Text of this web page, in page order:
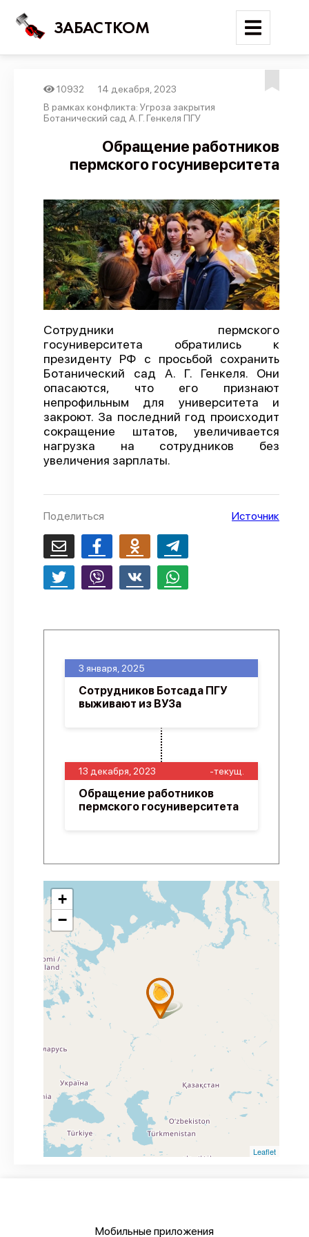
ЗАБАСТКОМ
Войти
Поиск
Новости
Трудовые конфликты
Отчеты
Предложить публикацию
Справочник
API
Политика конфиденциальности
10932
14 декабря, 2023
В рамках конфликта: Угроза закрытия
Ботанический сад А. Г. Генкеля ПГУ
Обращение работников
пермского госуниверситета
Сотрудники пермского
госуниверситета обратились к
президенту РФ с просьбой сохранить
Ботанический сад А. Г. Генкеля. Они
опасаются, что его признают
непрофильным для университета и
закроют. За последний год происходит
сокращение штатов, увеличивается
нагрузка на сотрудников без
увеличения зарплаты.
Поделиться Источник
13 декабря, 2023 -текущ.
Обращение работников
пермского госуниверситета
3 января, 2025
Сотрудников Ботсада ПГУ
выживают из ВУЗа
+
−
Leaflet
Мобильные приложения